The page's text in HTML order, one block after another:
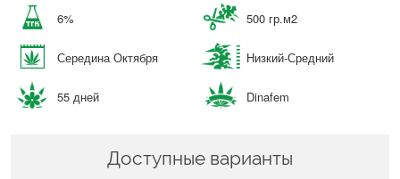
6%
500 гр.м2
Середина Октября Низкий-Средний
55 дней Dinafem
Доступные варианты